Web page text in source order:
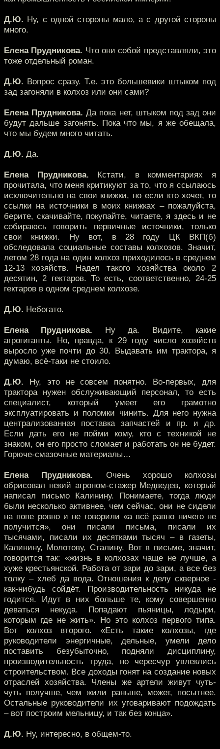
Д.Ю. Ну, с одной стороны мало, а с другой стороны
много.
Елена Прудникова. Что они собой представляли, это
тоже отдельный роман.
Д.Ю. Вопрос сразу. Т.е. это большевики штыком под
зад загоняли в колхоз или они сами?
Елена Прудникова. Да пока нет, штыком под зад они
будут дальше загонять. Пока что мы, я же обещала,
что мы будем много читать.
Д.Ю. Да.
Елена Прудникова. Кстати, в комментариях я
прочитала, что меня критикуют за то, что я ссылаюсь
исключительно на свои книжки, но если кто хочет, то
ссылки на источники в моих книжках – пожалуйста,
берите, скачивайте, покупайте, читаете, я здесь и не
собираюсь говорить первичные источники, только
свои книжки. Ну вот, в 28 году ЦК ВКП(б)
обследовала социальные составы колхозов. Значит,
летом 28 года на один колхоз приходилось в среднем
12-13 хозяйств. Надел такого хозяйства около 2
десятин, 2 гектаров. То есть, соответственно, 24-25
гектаров в одном среднем колхозе.
Д.Ю. Небогато.
Елена Прудникова. Ну да. Видите, какие
агрогиганты. Но, правда, к 29 году число хозяйств
выросло уже почти до 30. Выдавать им трактора, я
думаю, всё-таки не стоило.
Д.Ю. Ну, это не совсем понятно. Во-первых, для
трактора нужен обслуживающий персонал, то есть
специалист, который умеет его грамотно
эксплуатировать и поломки чинить. Для него нужна
централизованная поставка запчастей и пр. и др.
Если дать его не пойми кому, кто с техникой не
знаком, он его просто сломает и работать он не будет.
Горюче-смазочные материалы…
Елена Прудникова. Очень хорошо колхозы
обрисовал некий агроном-стажер Медведев, который
написал письмо Калинину. Понимаете, тогда люди
были несколько активнее, чем сейчас, они не сидели
на попе ровно и не говорили «а всё равно ничего не
получится», они писали письма, писали их
тысячами, писали их десятками тысяч – в газеты,
Калинину, Молотову, Сталину. Вот в письме, значит,
говорится так: «жизнь в колхозах чаще не лучше, а
хуже крестьянской. Работа от зари до зари, а все без
толку – хлеб да вода. Отношения к делу скверное -
как-нибудь сойдёт. Производительность никуда не
годится. Идут в них больше те, кому совершенно
деваться некуда. Попадают пьяницы, лодыри,
которым где не жить». Но это колхоз первого типа.
Вот колхоз второго. «Есть такие колхозы, где
руководители энергичные, дельные, умели дело
поставить безубыточно, подняли дисциплину,
производительность труда, но чересчур увлеклись
строительством. Все доходы гонят на создание новых
отраслей хозяйства. Члены же артели живут чуть-
чуть получше, чем жили раньше, может, посытнее.
Остальные руководители их уговаривают подождать
– вот построим мельницу, и так без конца».
Д.Ю. Ну, интересно, в общем-то.